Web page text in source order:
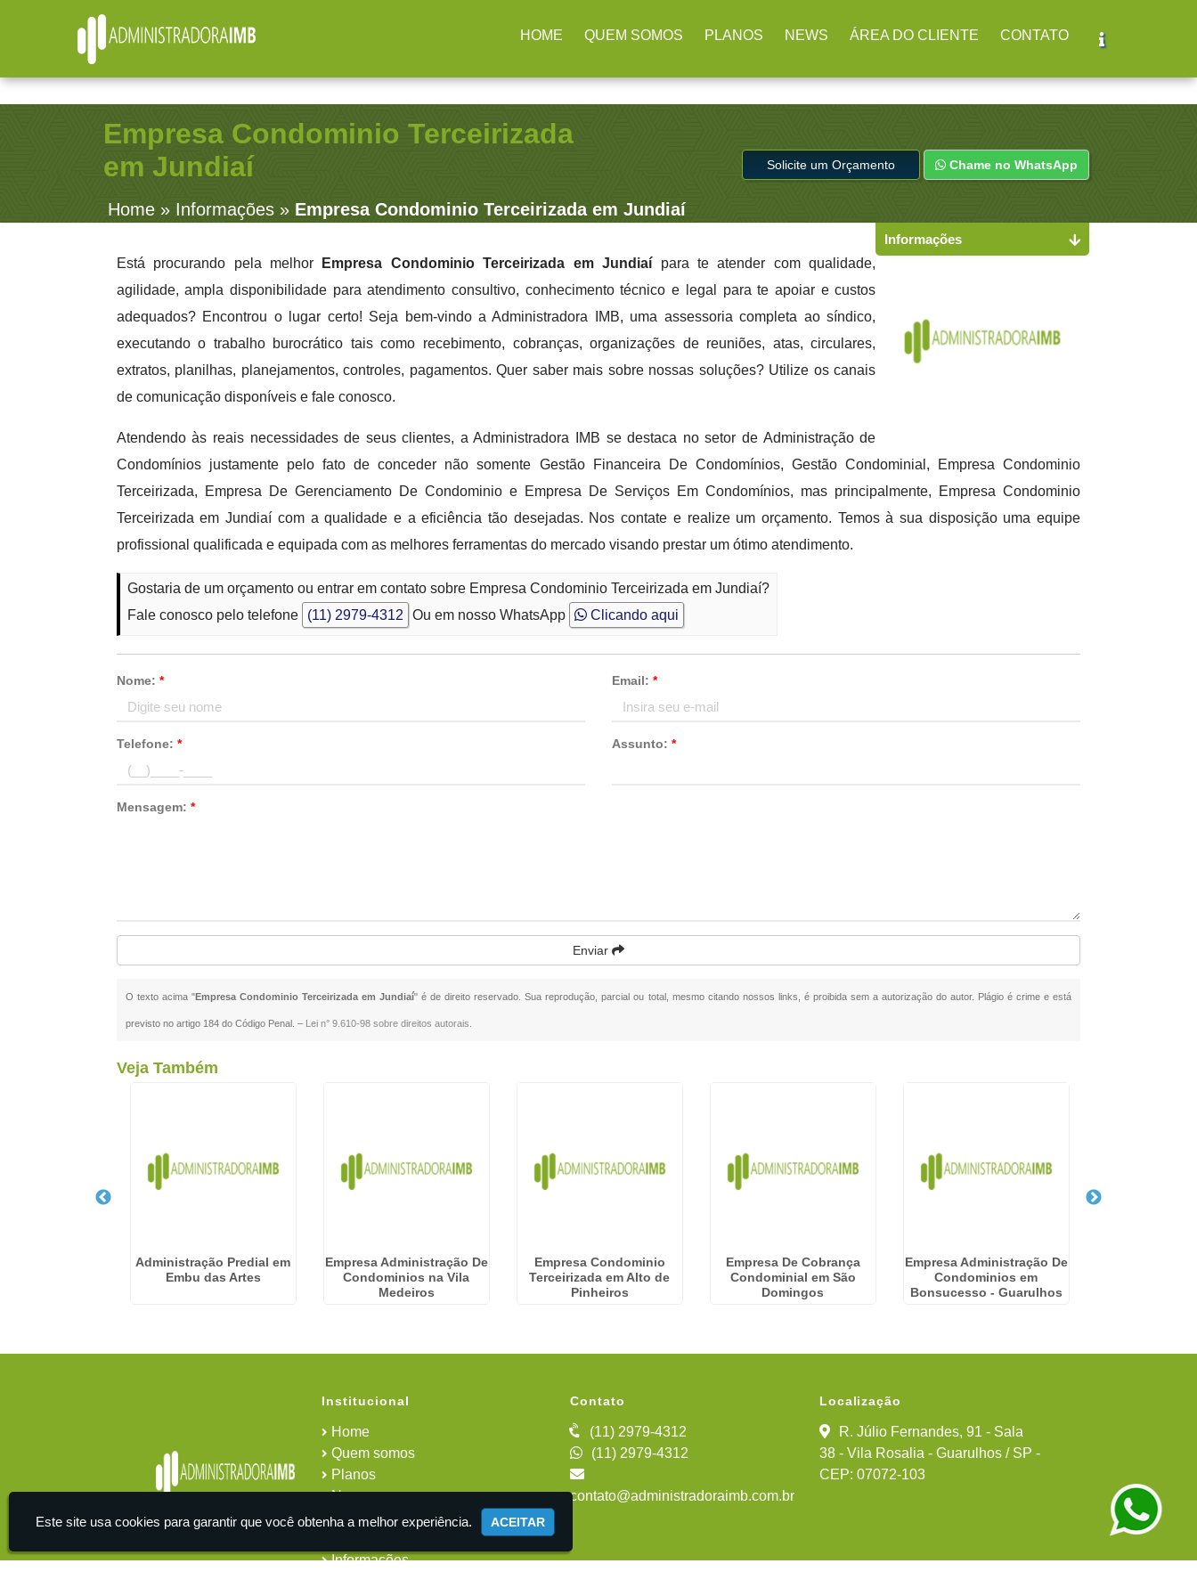
R. Júlio Fernandes, 91 - Sala 38 - Vila Rosalia - Guarulhos / SP
Empresa Condominio Terceirizada
em Jundiaí
Home» Informações » Empresa Condominio Terceirizada em Jundiaí
Solicite um Orçamento Chame no WhatsApp
Está procurando pela melhor Empresa Condominio Terceirizada em Jundiaí para te atender com qualidade,
agilidade, ampla disponibilidade para atendimento consultivo, conhecimento técnico e legal para te apoiar e custos
adequados? Encontrou o lugar certo! Seja bem-vindo a Administradora IMB, uma assessoria completa ao síndico,
executando o trabalho burocrático tais como recebimento, cobranças, organizações de reuniões, atas, circulares,
extratos, planilhas, planejamentos, controles, pagamentos. Quer saber mais sobre nossas soluções? Utilize os canais
de comunicação disponíveis e fale conosco.
Atendendo às reais necessidades de seus clientes, a Administradora IMB se destaca no setor de Administração de
Condomínios justamente pelo fato de conceder não somente Gestão Financeira De Condomínios, Gestão Condominial, Empresa Condominio
Terceirizada, Empresa De Gerenciamento De Condominio e Empresa De Serviços Em Condomínios, mas principalmente, Empresa Condominio
Terceirizada em Jundiaí com a qualidade e a eficiência tão desejadas. Nos contate e realize um orçamento. Temos à sua disposição uma equipe
profissional qualificada e equipada com as melhores ferramentas do mercado visando prestar um ótimo atendimento.
Gostaria de um orçamento ou entrar em contato sobre Empresa Condominio Terceirizada em Jundiaí?
Fale conosco pelo telefone
(11) 2979-4312 Ou em nosso WhatsApp Clicando aqui
Nome: * Email: *
Telefone: * Assunto: *
Mensagem: *
Enviar
O texto acima "Empresa Condominio Terceirizada em Jundiaí" é de direito reservado. Sua reprodução, parcial ou total, mesmo citando nossos links, é proibida sem a autorização do autor. Plágio é crime e está
previsto no artigo 184 do Código Penal. – Lei n° 9.610-98 sobre direitos autorais
Informações
Veja Também
Administração Predial em
Embu das Artes
Empresa Administração De
Condominios na Vila
Medeiros
Empresa Condominio
Terceirizada em Alto de
Pinheiros
Empresa De Cobrança
Condominial em São
Domingos
Empresa Administração De
Condominios em
Bonsucesso - Guarulhos
Institucional
Home
Quem somos
Planos
News
Área do cliente
Informações
Contato
(11) 2979-4312
(11) 2979-4312
contato@administradoraimb.com.br
Localização
R. Júlio Fernandes, 91 - Sala
38 - Vila Rosalia - Guarulhos / SP -
CEP: 07072-103
Este site usa cookies para garantir que você obtenha a melhor experiência. ACEITAR